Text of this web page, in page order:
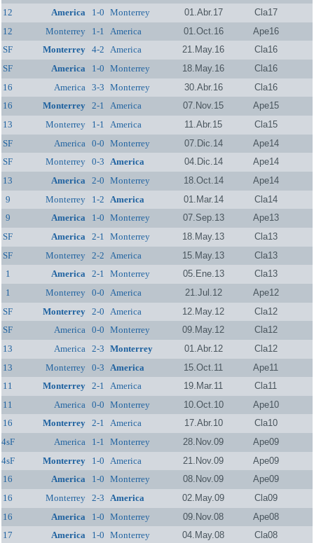
12
America 1-0 Monterrey 01.Abr.17
Cla17
12
Monterrey 1-1 America 01.Oct.16
Ape16
SF
Monterrey 4-2 America 21.May.16
Cla16
SF
America 1-0 Monterrey 18.May.16
Cla16
16
America 3-3 Monterrey 30.Abr.16
Cla16
16
Monterrey 2-1 America 07.Nov.15
Ape15
13
Monterrey 1-1 America 11.Abr.15
Cla15
SF
America 0-0 Monterrey 07.Dic.14
Ape14
SF
Monterrey 0-3 America 04.Dic.14
Ape14
13
America 2-0 Monterrey 18.Oct.14
Ape14
9
Monterrey 1-2 America 01.Mar.14
Cla14
9
America 1-0 Monterrey 07.Sep.13
Ape13
SF
America 2-1 Monterrey 18.May.13
Cla13
SF
Monterrey 2-2 America 15.May.13
Cla13
1
America 2-1 Monterrey 05.Ene.13
Cla13
1
Monterrey 0-0 America 21.Jul.12
Ape12
SF
Monterrey 2-0 America 12.May.12
Cla12
SF
America 0-0 Monterrey 09.May.12
Cla12
13
America 2-3 Monterrey 01.Abr.12
Cla12
13
Monterrey 0-3 America 15.Oct.11
Ape11
11
Monterrey 2-1 America 19.Mar.11
Cla11
11
America 0-0 Monterrey 10.Oct.10
Ape10
16
Monterrey 2-1 America 17.Abr.10
Cla10
4sF
America 1-1 Monterrey 28.Nov.09
Ape09
4sF
Monterrey 1-0 America 21.Nov.09
Ape09
16
America 1-0 Monterrey 08.Nov.09
Ape09
16
Monterrey 2-3 America 02.May.09
Cla09
16
America 1-0 Monterrey 09.Nov.08
Ape08
17
America 1-0 Monterrey 04.May.08
Cla08